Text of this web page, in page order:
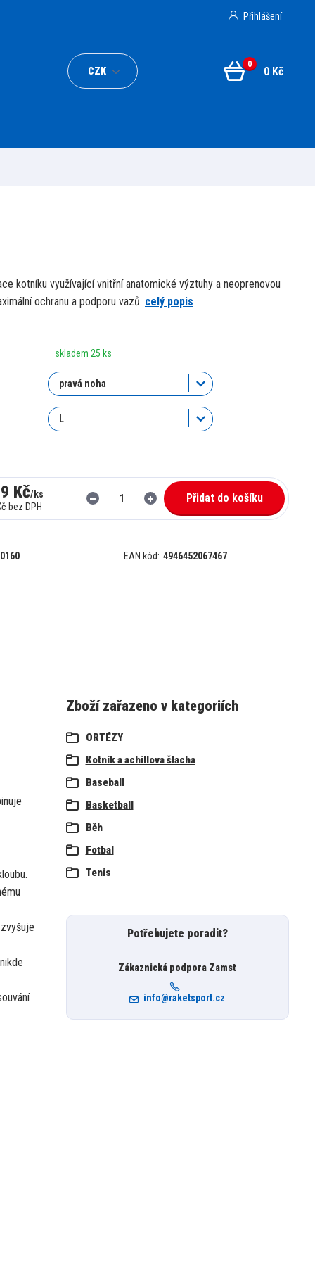
CZK
Přihlášení
0
0 Kč
kotníku využívající vnitřní anatomické výztuhy a neoprenovou
ochranu a podporu vazů. celý popis
skladem 25 ks
Kč/ks
bez DPH
Přidat do košíku
EAN kód: 4946452067467
Zboží zařazeno v kategoriích
ORTÉZY
Kotník a achillova šlacha
Baseball
Basketball
Běh
Fotbal
Tenis
Potřebujete poradit?
Zákaznická podpora Zamst
info@raketsport.cz